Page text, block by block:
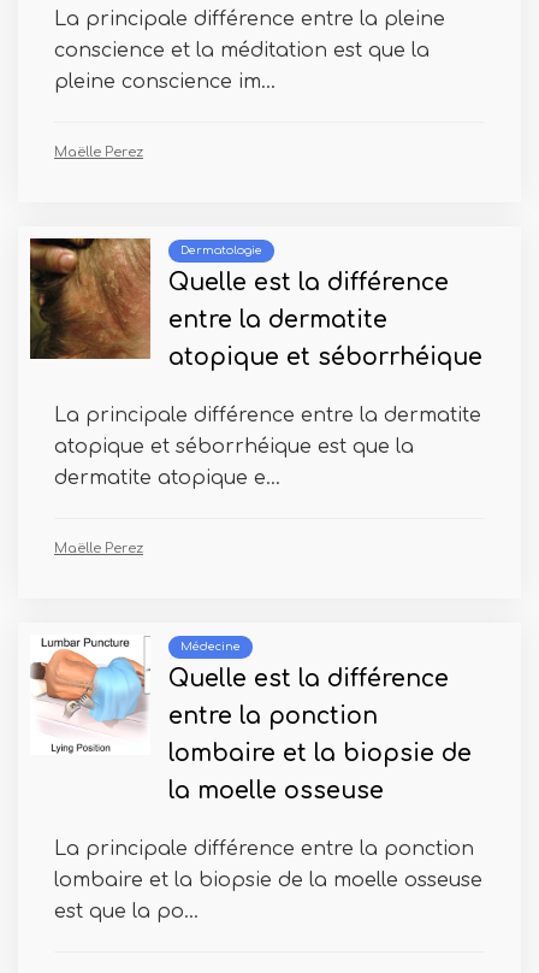
La principale différence entre la pleine
conscience et la méditation est que la
pleine conscience im...
Maëlle Perez
Dermatologie
Quelle est la différence
entre la dermatite
atopique et séborrhéique
La principale différence entre la dermatite
atopique et séborrhéique est que la
dermatite atopique e...
Maëlle Perez
Médecine
Quelle est la différence
entre la ponction
lombaire et la biopsie de
la moelle osseuse
La principale différence entre la ponction
lombaire et la biopsie de la moelle osseuse
est que la po...